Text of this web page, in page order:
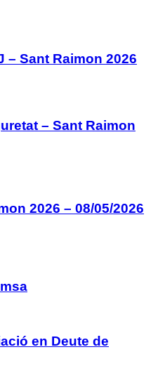
– Sant Raimon 2026
– Sant Raimon
2026 – 08/05/2026
en Deute de